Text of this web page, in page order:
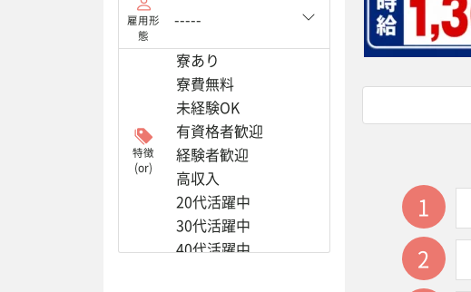
1
2
雇用形
態
特徴
(or)